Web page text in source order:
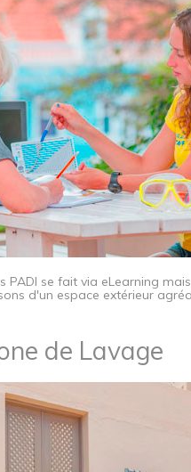
PADI se fait via eLearning
d'un espace extérieur
de Lavage​